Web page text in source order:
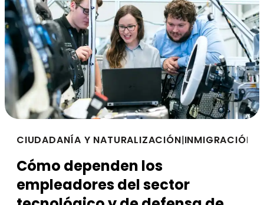
CIUDADANÍA Y NATURALIZACIÓN|INMIGRACIÓN
Cómo dependen los
empleadores del sector